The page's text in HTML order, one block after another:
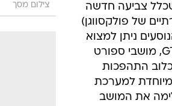
צילום מסך
צביעה חדשה
של פולקסווגן)
ניתן למצוא
דיפוני דלתות אישיים עם לוגו GTI, מושבי ספורט
התהפכות
מיוחדת למערכת
את המושב